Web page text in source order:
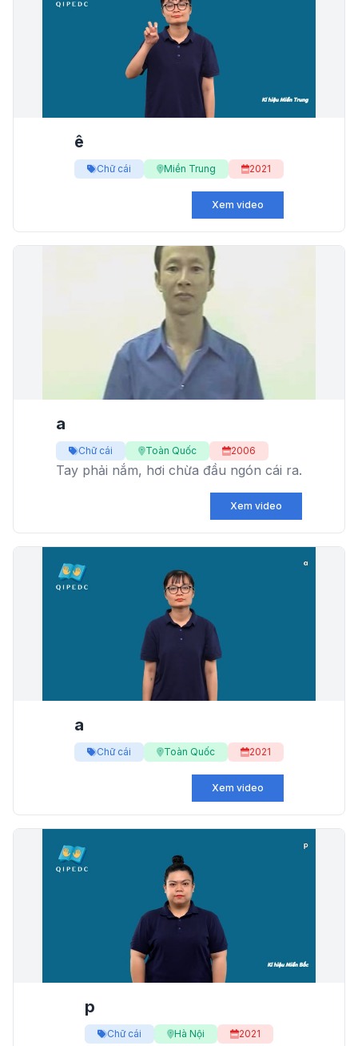
ê
Chữ cái Miền Trung 2021
Xem video
a
Chữ cái Toàn Quốc 2006
Tay phải nắm, hơi chừa đầu ngón cái ra.
Xem video
a
Chữ cái Toàn Quốc 2021
Xem video
p
Chữ cái Hà Nội 2021